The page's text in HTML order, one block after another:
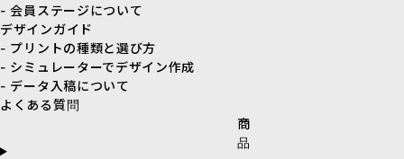
- 会員ステージについて
デザインガイド
- プリントの種類と選び方
- シミュレーターでデザイン作成
- データ入稿について
よくある質問
商
品